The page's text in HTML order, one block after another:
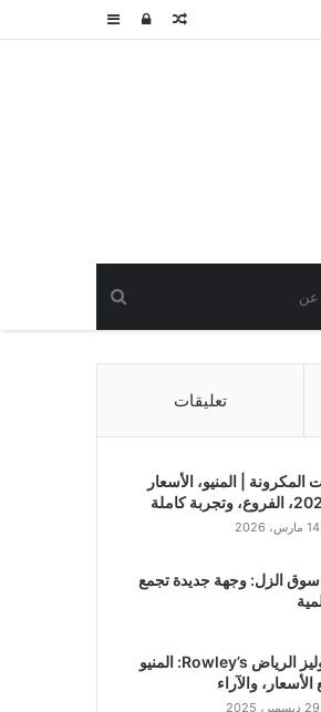
عمودتسجيلمقال
تعليقات
المكرونة | المنيو، الأسعار
وتجربة كاملة
14 مارس، 2026
الزل: وجهة جديدة تجمع
روليز الرياض Rowley’s: المنيو
الأسعار، والآراء
29 ديسمبر، 2025